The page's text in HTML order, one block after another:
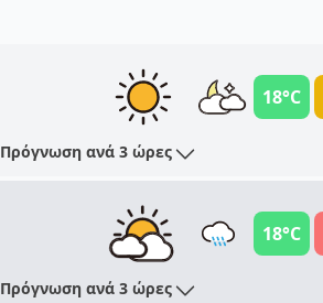
18°C
Πρόγνωση ανά 3 ώρες
18°C
Πρόγνωση ανά 3 ώρες